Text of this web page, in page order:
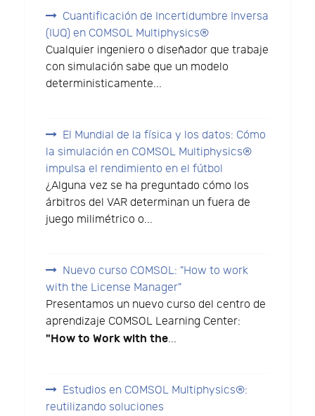
Cuantificación de Incertidumbre Inversa
(IUQ) en COMSOL Multiphysics®
Cualquier ingeniero o diseñador que trabaje
con simulación sabe que un modelo
deterministicamente...
El Mundial de la física y los datos: Cómo
la simulación en COMSOL Multiphysics®
impulsa el rendimiento en el fútbol
¿Alguna vez se ha preguntado cómo los
árbitros del VAR determinan un fuera de
juego milimétrico o...
Nuevo curso COMSOL: "How to work
with the License Manager"
Presentamos un nuevo curso del centro de
aprendizaje COMSOL Learning Center:
"How to Work with the...
Estudios en COMSOL Multiphysics®:
reutilizando soluciones